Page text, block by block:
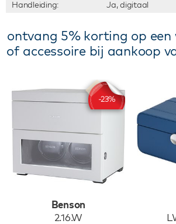
Handleiding:
Ja, digitaal
ontvang 5% korting op
of accessoire bij aankoop
Benson
2.16.W